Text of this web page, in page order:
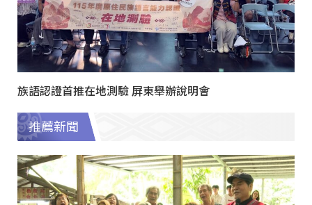
族語認證首推在地測驗 屏東舉辦說明會
推薦新聞